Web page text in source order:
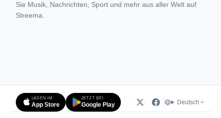
Sie Musik, Nachrichten, Sport und mehr aus aller Welt auf
Streema.
LADEN IM
App Store
JETZT BEI
Google Play Deutsch